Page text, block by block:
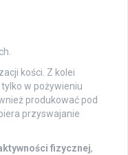
kości. Z kolei
w pożywieniu
produkować pod
przyswajanie
fizycznej,